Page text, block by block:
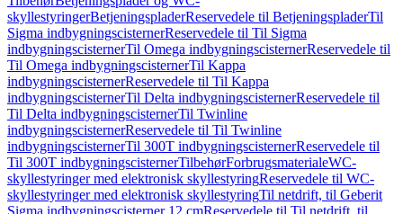
skyllestyringerBetjeningspladerReservedele til BetjeningspladerTil
Sigma indbygningscisternerReservedele til Til Sigma
indbygningscisternerTil Omega indbygningscisternerReservedele til
Til Omega indbygningscisternerTil Kappa
indbygningscisternerReservedele til Til Kappa
indbygningscisternerTil Delta indbygningscisternerReservedele til
Til Delta indbygningscisternerTil Twinline
indbygningscisternerReservedele til Til Twinline
indbygningscisternerTil 300T indbygningscisternerReservedele til
Til 300T indbygningscisternerTilbehørForbrugsmaterialeWC-
skyllestyringer med elektronisk skyllestyringReservedele til WC-
skyllestyringer med elektronisk skyllestyringTil netdrift, til Geberit
Sigma indbygningscisterner 12 cmReservedele til Til netdrift, til